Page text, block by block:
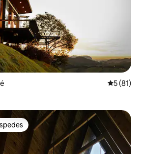
5 de uma
5 (81)
dos hóspedes